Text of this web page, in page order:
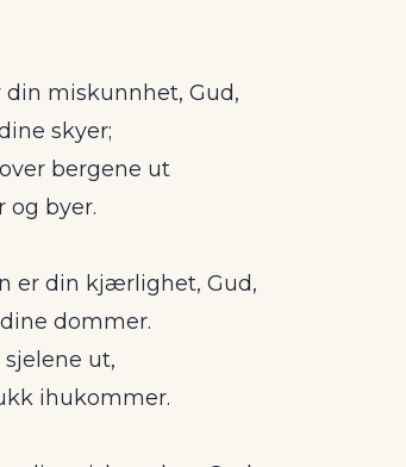
miskunnhet, Gud,
skyer;
bergene ut
og byer.
er din kjærlighet, Gud,
dommer.
ut,
ihukommer.